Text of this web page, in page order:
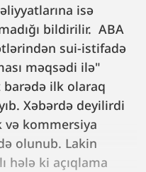
isə
bildirilir. ABA
sui-istifadə
məqsədi ilə"
barədə ilk olaraq
Xəbərdə deyilirdi
və kommersiya
olunub. Lakin
hələ ki açıqlama